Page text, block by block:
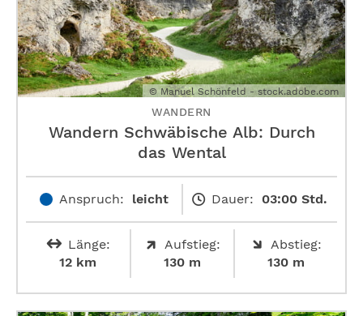
© Manuel Schönfeld - stock.adobe.com
WANDERN
Wandern Schwäbische Alb: Durch
das Wental
Anspruch: leicht Dauer: 03:00 Std.
Länge:
12 km
Aufstieg:
130 m
Abstieg:
130 m